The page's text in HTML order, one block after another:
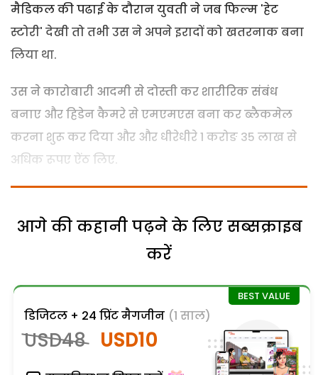
मैडिकल की पढाई के दौरान युवती ने जब फिल्म 'हेट
स्टोरी' देखी तो तभी उस ने अपने इरादों को खतरनाक बना
लिया था.
उस ने कारोबारी आदमी से दोस्ती कर शारीरिक संबंध
बनाए और हिडेन कैमरे से एमएमएस बना कर ब्लैकमेल
करना शुरू कर दिया और और धीरेधीरे 1 करोङ 35 लाख से
अधिक रूपए ऐंठ लिए.
आगे की कहानी पढ़ने के लिए सब्सक्राइब
करें
डिजिटल + 24 प्रिंट मैगजीन (1 साल)
USD48 USD10